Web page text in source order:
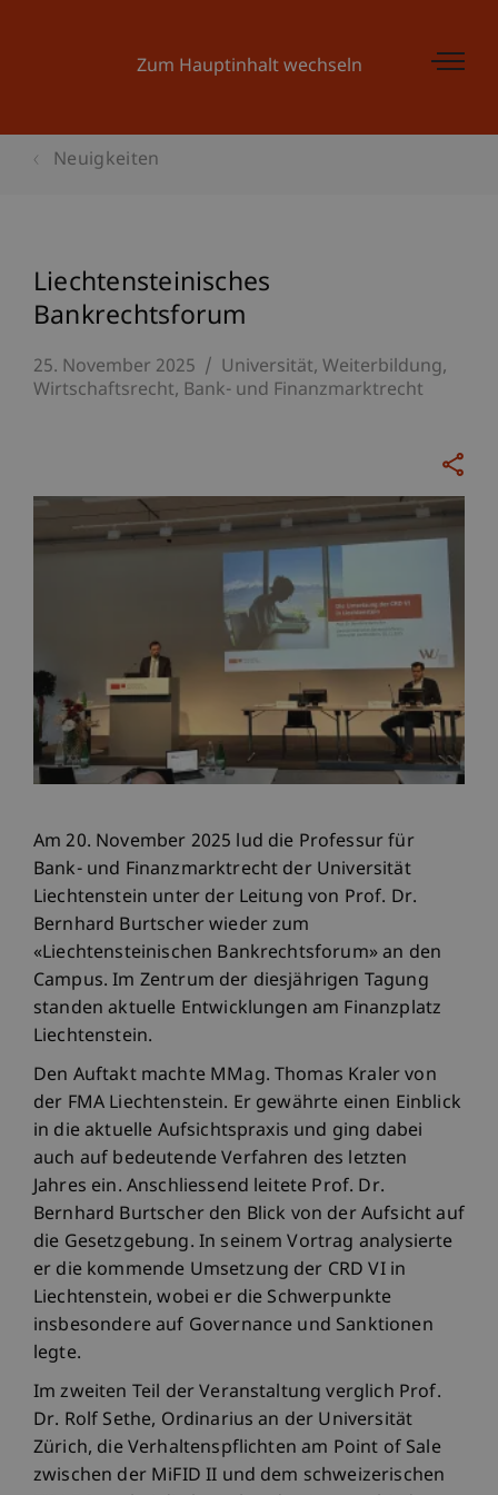
Zum Hauptinhalt wechseln
Neuigkeiten
Liechtensteinisches
Bankrechtsforum
25. November 2025 Universität Weiterbildung
Wirtschaftsrecht Bank- und Finanzmarktrecht
Am 20. November 2025 lud die Professur für
Bank- und Finanzmarktrecht der Universität
Liechtenstein unter der Leitung von Prof. Dr.
Bernhard Burtscher wieder zum
«Liechtensteinischen Bankrechtsforum» an den
Campus. Im Zentrum der diesjährigen Tagung
standen aktuelle Entwicklungen am Finanzplatz
Liechtenstein.
Den Auftakt machte MMag. Thomas Kraler von
der FMA Liechtenstein. Er gewährte einen Einblick
in die aktuelle Aufsichtspraxis und ging dabei
auch auf bedeutende Verfahren des letzten
Jahres ein. Anschliessend leitete Prof. Dr.
Bernhard Burtscher den Blick von der Aufsicht auf
die Gesetzgebung. In seinem Vortrag analysierte
er die kommende Umsetzung der CRD VI in
Liechtenstein, wobei er die Schwerpunkte
insbesondere auf Governance und Sanktionen
legte.
Im zweiten Teil der Veranstaltung verglich Prof.
Dr. Rolf Sethe, Ordinarius an der Universität
Zürich, die Verhaltenspflichten am Point of Sale
zwischen der MiFID II und dem schweizerischen